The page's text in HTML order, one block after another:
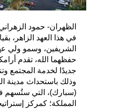
الظهران- حمود
في هذا العهد الزاهر،
الشريفين، وسمو ولي
حفظهما الله، تقدم
جديدًا لخدمة المجتمع
وذلك باستحداث مدينة
(سبارك)، التي ستُسهم
المملكة؛ كمركز